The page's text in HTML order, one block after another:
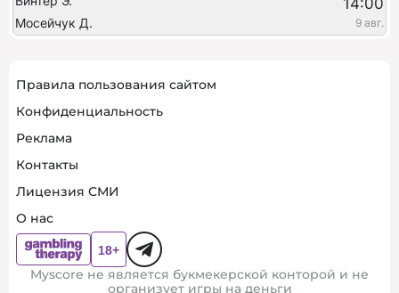
Мосейчук Д. 9 авг.
Правила пользования сайтом
Конфиденциальность
Реклама
Контакты
Лицензия СМИ
О нас
Myscore не является букмекерской конторой и не
организует игры на деньги